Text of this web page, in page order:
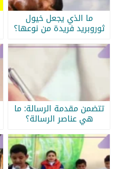
ما الذي يجعل خيول
ثوروبريد فريدة من نوعها؟
تتضمن مقدمة الرسالة: ما
هي عناصر الرسالة؟